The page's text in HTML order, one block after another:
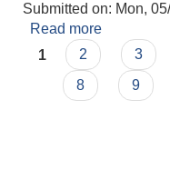
Submitted on: Mon,
Read more
Pages
1 2 3
8
9